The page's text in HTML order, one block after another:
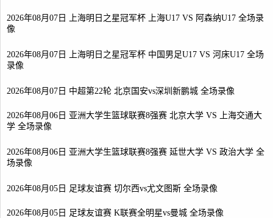
2026年08月07日 上海明日之星冠军杯 上海U17 VS 阿森纳U17 全场录
像
2026年08月07日 上海明日之星冠军杯 中国男足U17 VS 河床U17 全场
录像
2026年08月07日 中超第22轮 北京国安vs深圳新鹏城 全场录像
2026年08月06日 亚洲大学生篮球联赛8强赛 北京大学 VS 上海交通大
学 全场录像
2026年08月06日 亚洲大学生篮球联赛8强赛 延世大学 VS 政治大学 全
场录像
2026年08月05日 足球友谊赛 切尔西vs尤文图斯 全场录像
2026年08月05日 足球友谊赛 K联赛全明星vs曼城 全场录像